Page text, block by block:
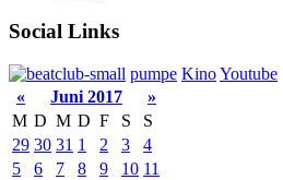
Social Links
pumpe KinoYoutube
«
Juni 2017
»
M D M D F S
S
29 30 31 1 2 3
4
5
6 7 8 9 10 11